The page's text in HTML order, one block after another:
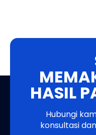
HASIL
Hubungi
konsultasi